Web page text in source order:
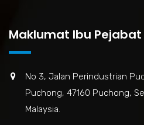
Maklumat Ibu Pejabat
No 3, Jalan Perindustrian
Puchong, 47160 Puchong,
Malaysia.